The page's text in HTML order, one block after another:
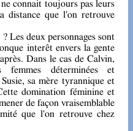
connait toujours pas leurs
distance que l'on retrouve
Les deux personnages sont
interêt envers la gente
Dans le cas de Calvin,
déterminées et
sa mère tyrannique et
domination féminine et
de façon vraisemblable
que l'on retrouve chez